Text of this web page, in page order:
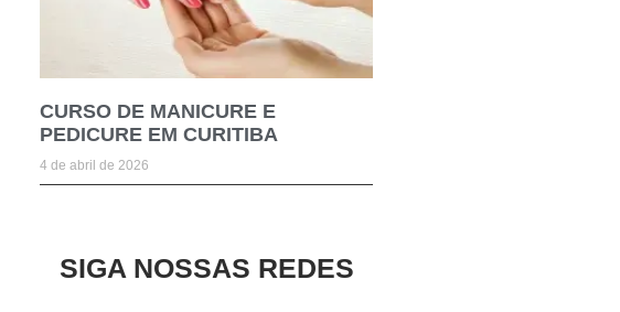
CURSO DE MANICURE E
PEDICURE EM CURITIBA
4 de abril de 2026
SIGA NOSSAS REDES